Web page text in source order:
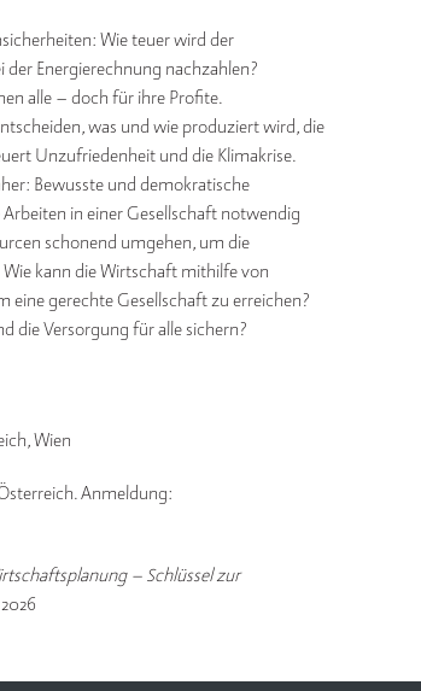
Wie teuer wird der
Energierechnung nachzahlen?
alle – doch für ihre Profite.
was und wie produziert wird, die
Unzufriedenheit und die Klimakrise.
Bewusste und demokratische
in einer Gesellschaft notwendig
schonend umgehen, um die
kann die Wirtschaft mithilfe von
eine gerechte Gesellschaft zu erreichen?
die Versorgung für alle sichern?
Wien
. Anmeldung:
– Schlüssel zur